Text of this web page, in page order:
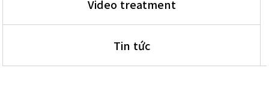
Video treatment
Tin tức